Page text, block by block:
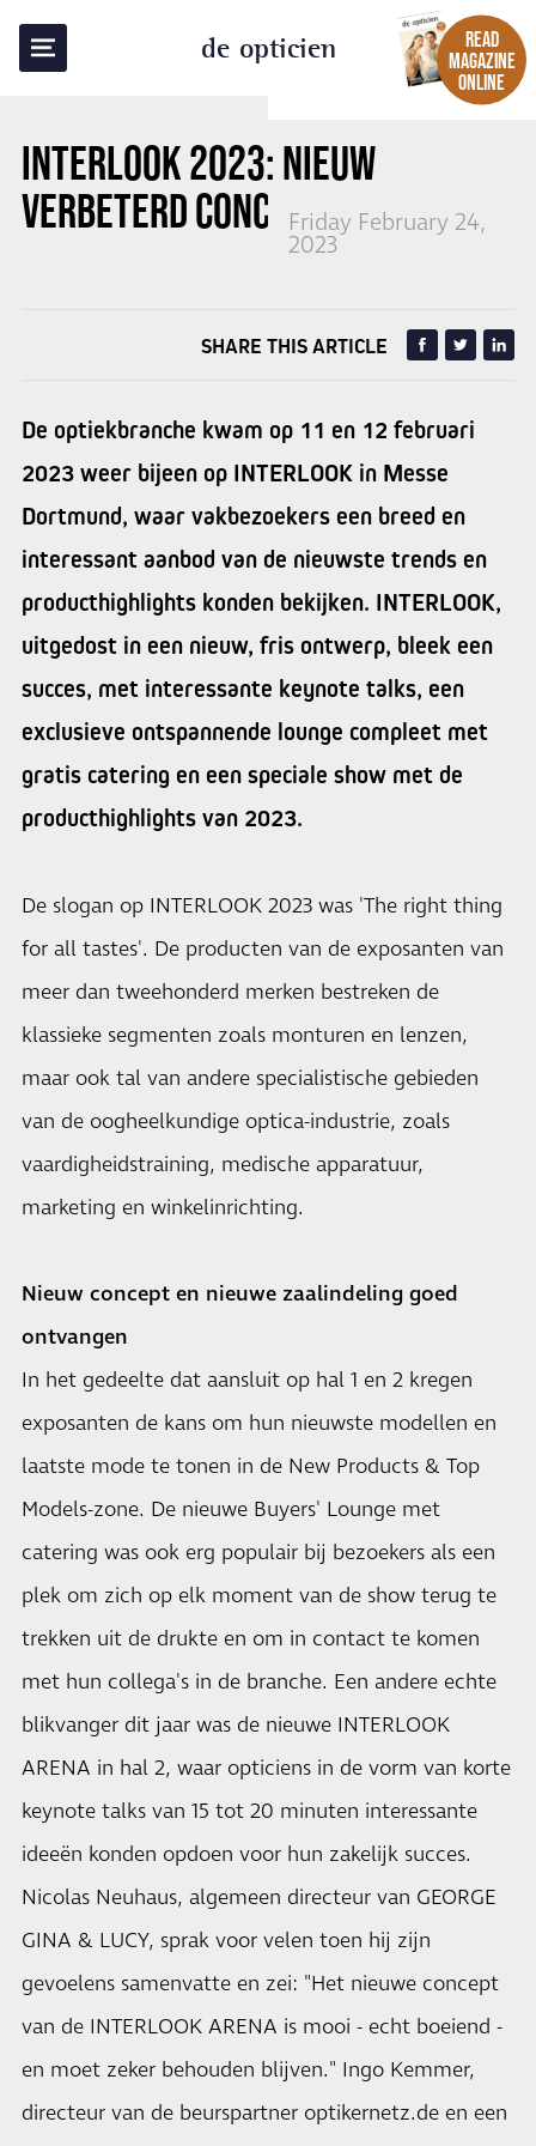
de opticien
READ
MAGAZINE
ONLINE
INTERLOOK 2023: NIEUW
VERBETERD CONCEPTFriday February 24,
2023
BACK TO OVERVIEW
SHARE THIS ARTICLE
De optiekbranche kwam op 11 en 12 februari
2023 weer bijeen op INTERLOOK in Messe
Dortmund, waar vakbezoekers een breed en
interessant aanbod van de nieuwste trends en
producthighlights konden bekijken. INTERLOOK,
uitgedost in een nieuw, fris ontwerp, bleek een
succes, met interessante keynote talks, een
exclusieve ontspannende lounge compleet met
gratis catering en een speciale show met de
producthighlights van 2023.
De slogan op INTERLOOK 2023 was 'The right thing
for all tastes'. De producten van de exposanten van
meer dan tweehonderd merken bestreken de
klassieke segmenten zoals monturen en lenzen,
maar ook tal van andere specialistische gebieden
van de oogheelkundige optica-industrie, zoals
vaardigheidstraining, medische apparatuur,
marketing en winkelinrichting.
Nieuw concept en nieuwe zaalindeling goed
ontvangen
In het gedeelte dat aansluit op hal 1 en 2 kregen
exposanten de kans om hun nieuwste modellen en
laatste mode te tonen in de New Products & Top
Models-zone. De nieuwe Buyers' Lounge met
catering was ook erg populair bij bezoekers als een
plek om zich op elk moment van de show terug te
trekken uit de drukte en om in contact te komen
met hun collega's in de branche. Een andere echte
blikvanger dit jaar was de nieuwe INTERLOOK
ARENA in hal 2, waar opticiens in de vorm van korte
keynote talks van 15 tot 20 minuten interessante
ideeën konden opdoen voor hun zakelijk succes.
Nicolas Neuhaus, algemeen directeur van GEORGE
GINA & LUCY, sprak voor velen toen hij zijn
gevoelens samenvatte en zei: "Het nieuwe concept
van de INTERLOOK ARENA is mooi - echt boeiend -
en moet zeker behouden blijven." Ingo Kemmer,
directeur van de beurspartner optikernetz.de en een